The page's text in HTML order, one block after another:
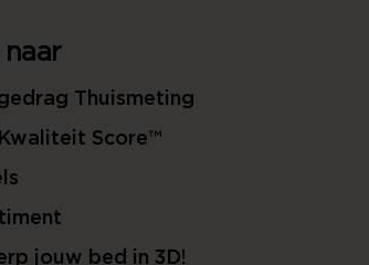
naar
Thuismeting
Score™
jouw bed in 3D!